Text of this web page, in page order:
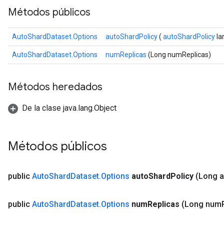
Métodos públicos
AutoShardDataset.Options autoShardPolicy( autoShardPolicy
AutoShardDataset.Options numReplicas (Long numReplicas)
Métodos heredados
De la clase java.lang.Object
Métodos públicos
public AutoShardDataset.Options autoShardPolicy (Long
public AutoShardDataset.Options numReplicas (Long num